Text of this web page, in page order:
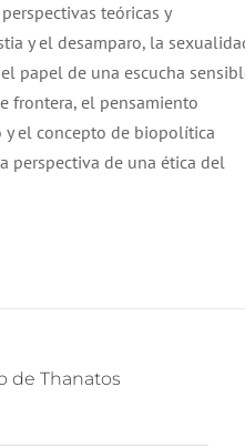
teóricas y
y el desamparo, la
papel de una escucha
frontera, el pensamiento
el concepto de biopolítica
perspectiva de una ética del
de Thanatos